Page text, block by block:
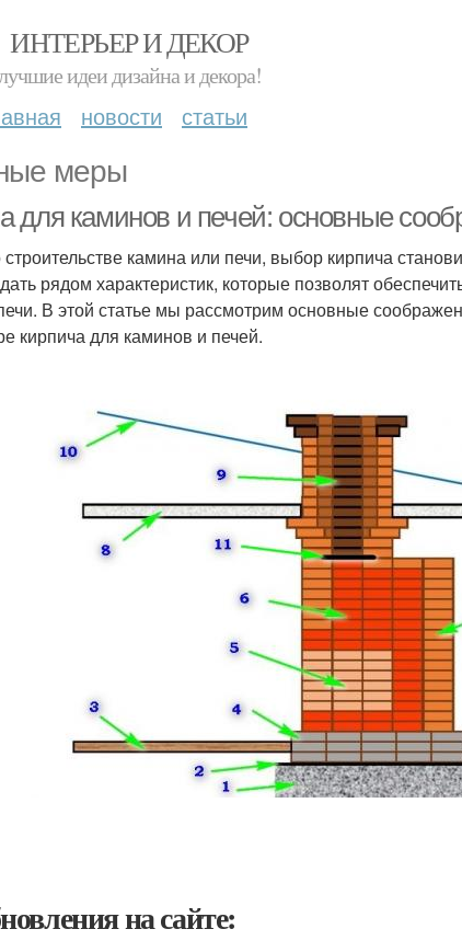
ИНТЕРЬЕР И ДЕКОР
идеи дизайна и декора!
новости статьи
меры
для каминов и печей: основные
строительстве камина или печи, выбор кирпича
рядом характеристик, которые позволят
В этой статье мы рассмотрим основные
кирпича для каминов и печей.
на сайте: